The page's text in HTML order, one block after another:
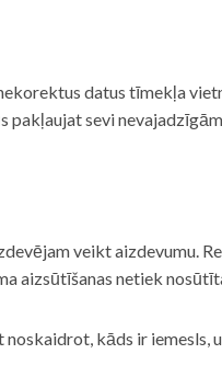
datus tīmekļa
pakļaujat sevi
veikt aizdevumu.
aizsūtīšanas netiek
kāds ir iemesls,